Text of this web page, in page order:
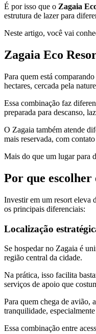
É por isso que o Zagaia
estrutura de lazer para
Neste artigo, você vai
Zagaia Eco
Para quem está
hectares, cercada pela
Essa combinação faz
preparada para descanso,
O Zagaia também atende
mais reservada, com
Mais do que um lugar para
Por que escolher
Investir em um resort eleva
os principais diferenciais:
Localização
Se hospedar no Zagaia é
região central da cidade.
Na prática, isso facilita
serviços de apoio que
Para quem chega de avião,
tranquilidade,
Essa combinação entre